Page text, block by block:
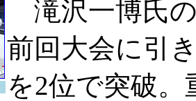
滝沢一博氏の
前回大会に引
を2位で突破